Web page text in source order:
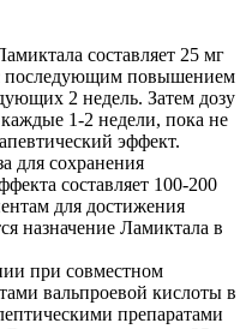
составляет 25 мг
последующим повышением
2 недель. Затем дозу
1-2 недели, пока не
эффект.
для сохранения
составляет 100-200
для достижения
назначение Ламиктала в
при совместном
вальпроевой кислоты в
препаратами